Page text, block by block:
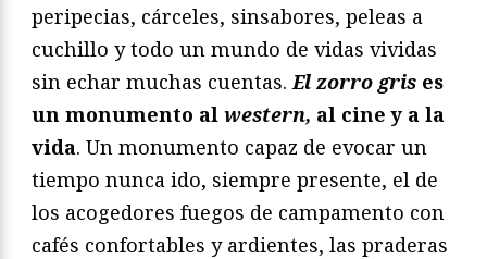
peripecias, cárceles, sinsabores, peleas a
cuchillo y todo un mundo de vidas vividas
sin echar muchas cuentas. El zorro gris es
un monumento al western, al cine y a la
vida. Un monumento capaz de evocar un
tiempo nunca ido, siempre presente, el de
los acogedores fuegos de campamento con
cafés confortables y ardientes, las praderas